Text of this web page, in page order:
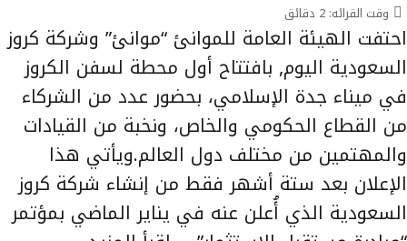
وقت القرائه: 2 دقائق
احتفت الهيئة العامة للموانئ “موانئ” وشركة كروز
السعودية اليوم, بافتتاح أول محطة لسفن الكروز
في ميناء جدة الإسلامي، بحضور عدد من الشركاء
من القطاع الحكومي والخاص، ونخبة من القيادات
والمهتمين من مختلف دول العالم.ويأتي هذا
الإعلان بعد ستة أشهر فقط من إنشاء شركة كروز
السعودية الذي أُعلن عنه في يناير الماضي بمؤتمر